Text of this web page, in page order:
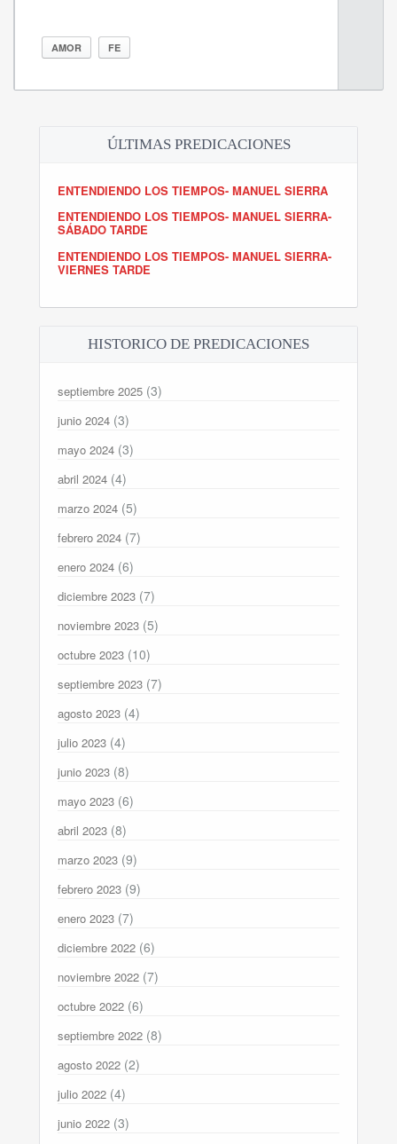
AMOR FE
ÚLTIMAS PREDICACIONES
ENTENDIENDO LOS TIEMPOS- MANUEL SIERRA
ENTENDIENDO LOS TIEMPOS- MANUEL SIERRA-
SÁBADO TARDE
ENTENDIENDO LOS TIEMPOS- MANUEL SIERRA-
VIERNES TARDE
HISTORICO DE PREDICACIONES
septiembre 2025 (3)
junio 2024 (3)
mayo 2024 (3)
abril 2024 (4)
marzo 2024 (5)
febrero 2024 (7)
enero 2024 (6)
diciembre 2023 (7)
noviembre 2023 (5)
octubre 2023 (10)
septiembre 2023 (7)
agosto 2023 (4)
julio 2023 (4)
junio 2023 (8)
mayo 2023 (6)
abril 2023 (8)
marzo 2023 (9)
febrero 2023 (9)
enero 2023 (7)
diciembre 2022 (6)
noviembre 2022 (7)
octubre 2022 (6)
septiembre 2022 (8)
agosto 2022 (2)
julio 2022 (4)
junio 2022 (3)